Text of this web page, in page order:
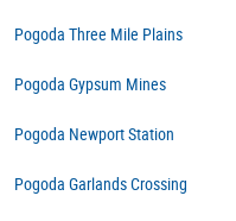
Pogoda Three Mile Plains
Pogoda Gypsum Mines
Pogoda Newport Station
Pogoda Garlands Crossing